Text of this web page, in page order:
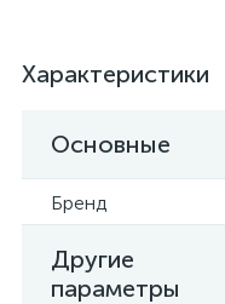
Характеристики
Основные
Бренд
Другие
параметры